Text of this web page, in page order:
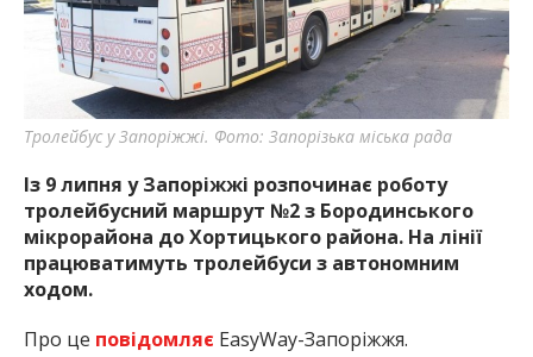
найважливішу інформацію про події
міста Запоріжжя та області.
Тролейбус у Запоріжжі. Фото: Запорізька міська рада
Із 9 липня у Запоріжжі розпочинає роботу
тролейбусний маршрут №2 з Бородинського
мікрорайона до Хортицького района. На лінії
працюватимуть тролейбуси з автономним
ходом.
Про це повідомляє EasyWay-Запоріжжя.